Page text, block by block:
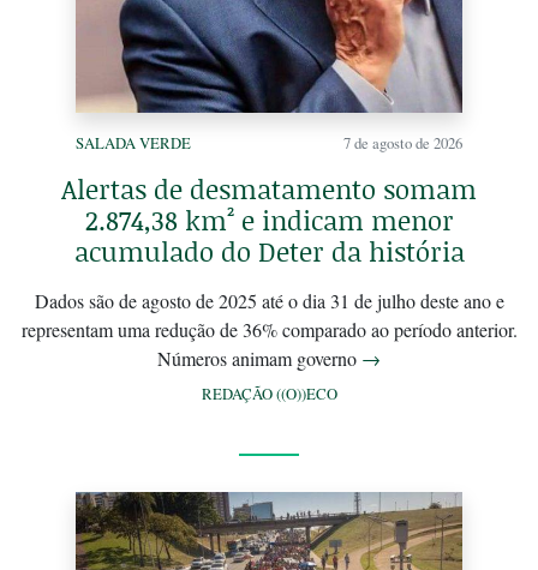
SALADA VERDE 7 de agosto de 2026
Alertas de desmatamento somam
2.874,38 km² e indicam menor
acumulado do Deter da história
Dados são de agosto de 2025 até o dia 31 de julho deste ano e
representam uma redução de 36% comparado ao período anterior.
Números animam governo →
REDAÇÃO ((O))ECO